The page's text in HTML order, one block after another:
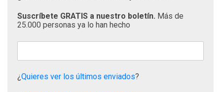
Suscríbete GRATIS a nuestro boletín. Más de
25.000 personas ya lo han hecho
¿Quieres ver los últimos enviados?